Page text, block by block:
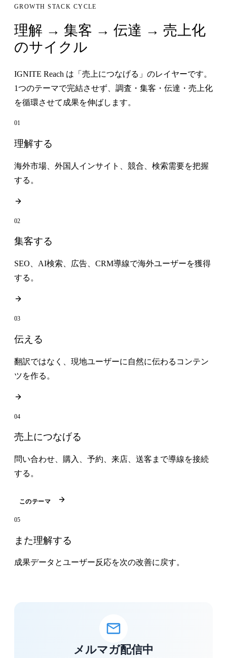
GROWTH STACK CYCLE
理解 → 集客 → 伝達 → 売上化
のサイクル
IGNITE Reach は「売上につなげる」のレイヤーです。
1つのテーマで完結させず、調査・集客・伝達・売上化
を循環させて成果を伸ばします。
01
理解する
海外市場、外国人インサイト、競合、検索需要を把握
する。
02
集客する
SEO、AI検索、広告、CRM導線で海外ユーザーを獲得
する。
03
伝える
翻訳ではなく、現地ユーザーに自然に伝わるコンテン
ツを作る。
04
売上につなげる
問い合わせ、購入、予約、来店、送客まで導線を接続
する。
このテーマ
05
また理解する
成果データとユーザー反応を次の改善に戻す。
メルマガ配信中